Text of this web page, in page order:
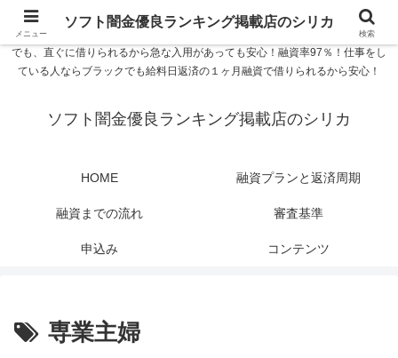
ソフト闇金優良ランキング 中小消費者金融在籍確認なし シリカなら24時間
365日 在籍確認なしで借りれるブラック即日振込融資です。土日や祝日、夜間
でも、直ぐに借りられるから急な入用があっても安心！融資率97％！仕事をし
ている人ならブラックでも給料日返済の１ヶ月融資で借りられるから安心！
ソフト闇金優良ランキング掲載店のシリカ
HOME 融資プランと返済周期
融資までの流れ 審査基準
申込み コンテンツ
専業主婦
メニュー
ソフト闇金優良ランキング掲載店のシリカ
検索